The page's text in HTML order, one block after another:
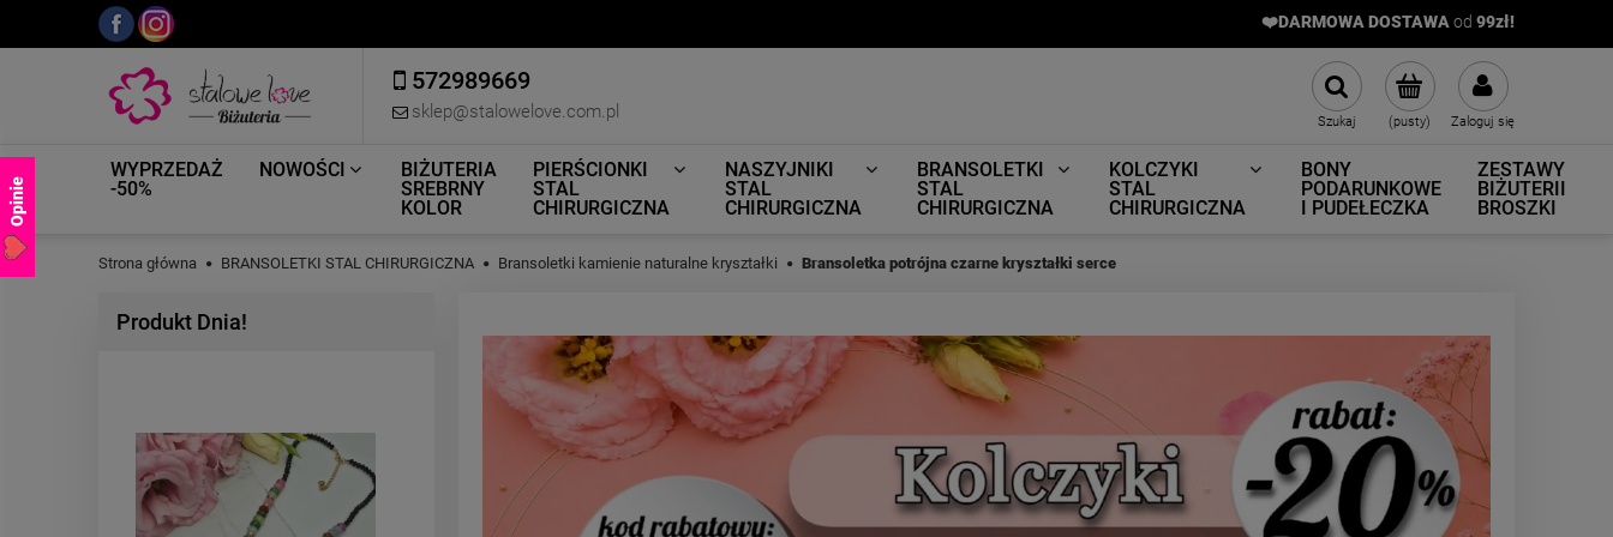
❤️DARMOWA DOSTAWA od 99zł!
572989669
sklep@stalowelove.com.pl (pusty) Zaloguj się
Szukaj
WYPRZEDAŻ
-50%
NOWOŚCI
BIŻUTERIA
SREBRNY
KOLOR
PIERŚCIONKI
STAL
CHIRURGICZNA
NASZYJNIKI
STAL
CHIRURGICZNA
BRANSOLETKI
STAL
CHIRURGICZNA
KOLCZYKI
STAL
CHIRURGICZNA
BONY
PODARUNKOWE
I PUDEŁECZKA
ZESTAWY
BIŻUTERII
BROSZKI
Strona główna BRANSOLETKI STAL CHIRURGICZNA Bransoletki kamienie naturalne kryształki Bransoletka potrójna czarne kryształki serce
Produkt Dnia!
Opinie